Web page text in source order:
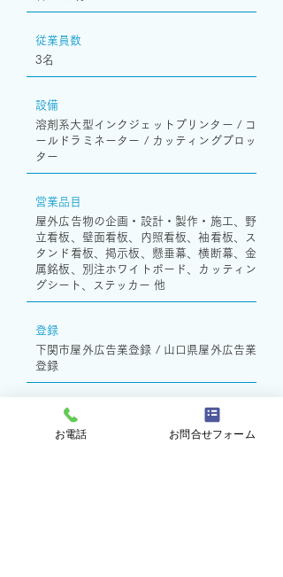
従業員数
3名
​設備
溶剤系大型インクジェットプリンター / コ
ールドラミネーター / カッティングプロッ
ター
営業品目
屋外広告物の企画・設計・製作・施工、野
立看板、壁面看板、内照看板、袖看板、ス
タンド看板、掲示板、懸垂幕、横断幕、金
属銘板、別注ホワイトボード、カッティン
グシート、ステッカー 他
登録
下関市屋外広告業登録 / 山口県屋外広告業
登録
加盟団体
一般社団法人日本屋外広告業団体連合会 /
お電話 お問合せフォーム